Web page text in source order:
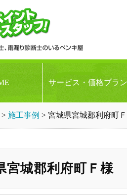
サービス・価格プラン
> 施工事例 > 宮城県宮城郡利府町
宮城郡利府町Ｆ様